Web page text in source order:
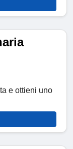
e ottieni uno